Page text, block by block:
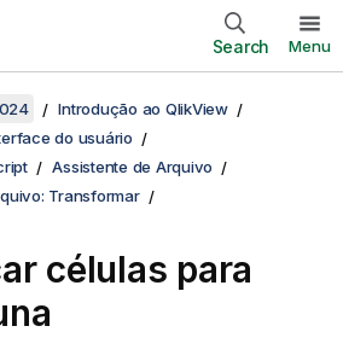
Search Menu
Introdução ao QlikView
do usuário
Assistente de Arquivo
Transformar
células para